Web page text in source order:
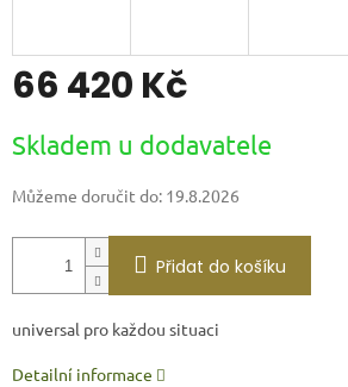
66 420 Kč
cena:
Skladem u dodavatele
Můžeme doručit do: 19.8.2026
Přidat do košíku
universal pro každou situaci
Detailní informace